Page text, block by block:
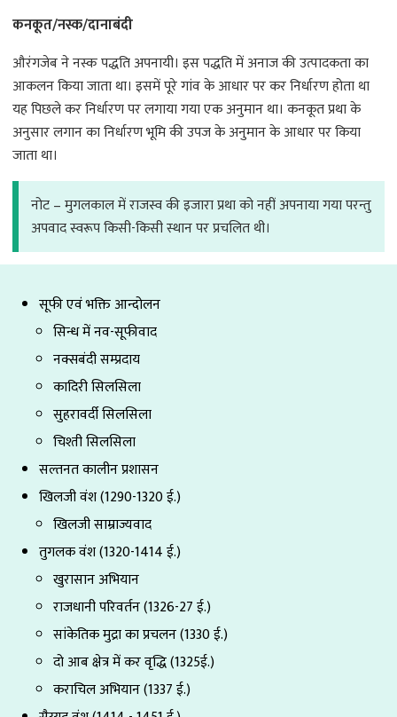
सूफी एवं भक्ति आन्दोलन
सिन्ध में नव-सूफीवाद
नक्सबंदी सम्प्रदाय
कादिरी सिलसिला
सुहरावर्दी सिलसिला
चिश्ती सिलसिला
सल्तनत कालीन प्रशासन
खिलजी वंश (1290-1320 ई.)
खिलजी साम्राज्यवाद
तुगलक वंश (1320-1414 ई.)
खुरासान अभियान
राजधानी परिवर्तन (1326-27 ई.)
सांकेतिक मुद्रा का प्रचलन (1330 ई.)
दो आब क्षेत्र में कर वृद्धि (1325ई.)
कराचिल अभियान (1337 ई.)
कनकूत/नस्क/दानाबंदी
औरंगजेब ने नस्क पद्धति अपनायी। इस पद्धति में अनाज की उत्पादकता का
आकलन किया जाता था। इसमें पूरे गांव के आधार पर कर निर्धारण होता था
यह पिछले कर निर्धारण पर लगाया गया एक अनुमान था। कनकूत प्रथा के
अनुसार लगान का निर्धारण भूमि की उपज के अनुमान के आधार पर किया
जाता था।
नोट – मुगलकाल में राजस्व की इजारा प्रथा को नहीं अपनाया गया परन्तु
अपवाद स्वरूप किसी-किसी स्थान पर प्रचलित थी।